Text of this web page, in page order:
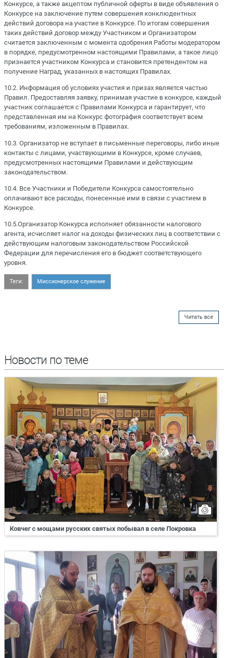
Конкурсе, а также акцептом публичной оферты в виде объявления о
Конкурсе на заключение путем совершения конклюдентных
действий договора на участие в Конкурсе. По итогам совершения
таких действий договор между Участником и Организатором
считается заключенным с момента одобрения Работы модератором
в порядке, предусмотренном настоящими Правилами, а такое лицо
признается участником Конкурса и становится претендентом на
получение Наград, указанных в настоящих Правилах.
10.2. Информация об условиях участия и призах является частью
Правил. Предоставляя заявку, принимая участие в конкурсе, каждый
участник соглашается с Правилами Конкурса и гарантирует, что
представленная им на Конкурс фотография соответствует всем
требованиям, изложенным в Правилах.
10.3. Организатор не вступает в письменные переговоры, либо иные
контакты с лицами, участвующими в Конкурсе, кроме случаев,
предусмотренных настоящими Правилами и действующим
законодательством.
10.4. Все Участники и Победители Конкурса самостоятельно
оплачивают все расходы, понесенные ими в связи с участием в
Конкурсе.
10.5.Организатор Конкурса исполняет обязанности налогового
агента, исчисляет налог на доходы физических лиц в соответствии с
действующим налоговым законодательством Российской
Федерации для перечисления его в бюджет соответствующего
уровня.
Теги: Миссионерское служение
Читать все
Новости по теме
Ковчег с мощами русских святых побывал в селе Покровка